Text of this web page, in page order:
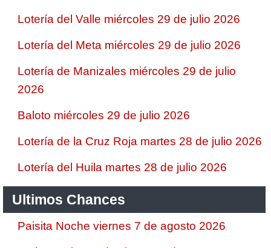
Lotería del Valle miércoles 29 de julio 2026
Lotería del Meta miércoles 29 de julio 2026
Lotería de Manizales miércoles 29 de julio
2026
Baloto miércoles 29 de julio 2026
Lotería de la Cruz Roja martes 28 de julio 2026
Lotería del Huila martes 28 de julio 2026
Ultimos Chances
Paisita Noche viernes 7 de agosto 2026